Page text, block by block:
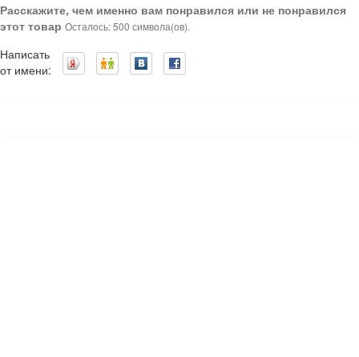
Расскажите, чем именно вам понравился или не понравился
этот товар Осталось: 500 символа(ов).
Написать
от имени: